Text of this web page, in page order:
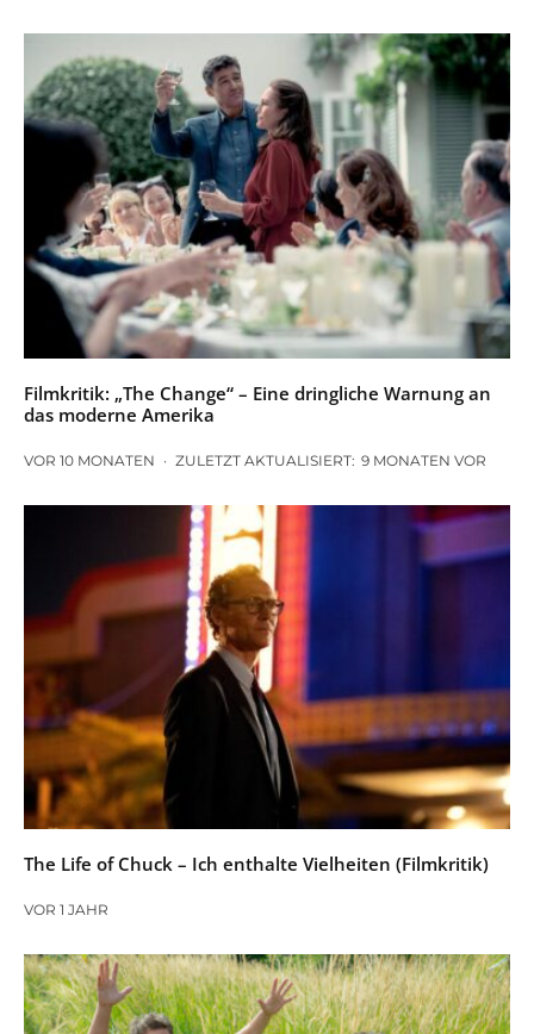
Filmkritik: „The Change“ – Eine dringliche Warnung an
das moderne Amerika
VOR 10 MONATEN · ZULETZT AKTUALISIERT: 9 MONATEN VOR
The Life of Chuck – Ich enthalte Vielheiten (Filmkritik)
VOR 1 JAHR